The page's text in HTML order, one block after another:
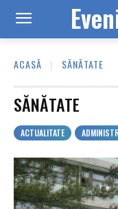
ACASĂ SĂNĂTATE
SĂNĂTATE
ACTUALITATE